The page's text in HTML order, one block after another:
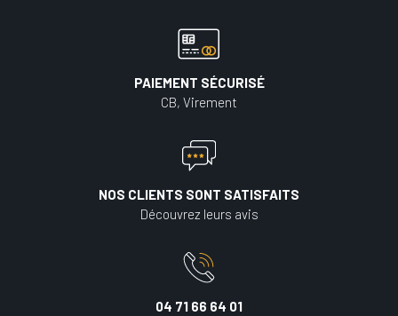
PAIEMENT SÉCURISÉ
CB, Virement
NOS CLIENTS SONT SATISFAITS
Découvrez leurs avis
04 71 66 64 01